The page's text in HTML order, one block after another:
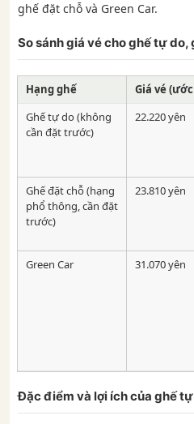
ghế đặt chỗ và Green Car.
So sánh giá vé cho ghế tự do,
Hạng ghế Giá vé
Ghế tự do (không
cần đặt trước)
22.220 yên
Ghế đặt chỗ (hạng
phổ thông, cần đặt
trước)
23.810 yên
Green Car
31.070 yên
Đặc điểm và lợi ích của ghế